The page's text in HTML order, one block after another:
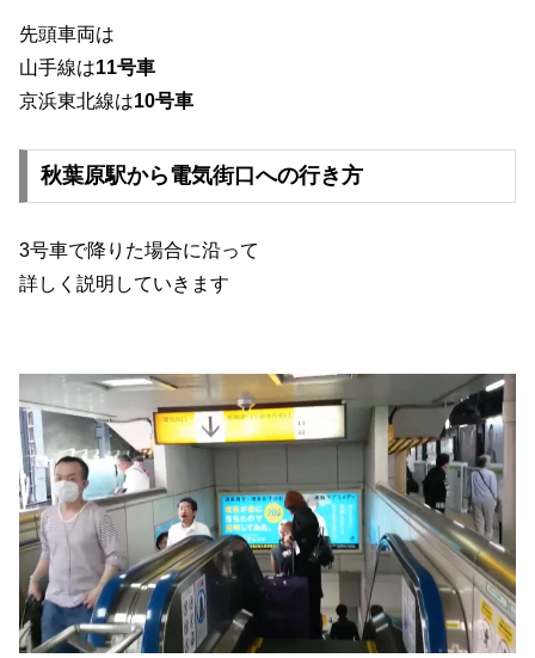
先頭車両は
山手線は11号車
京浜東北線は10号車
秋葉原駅から電気街口への行き方
3号車で降りた場合に沿って
詳しく説明していきます